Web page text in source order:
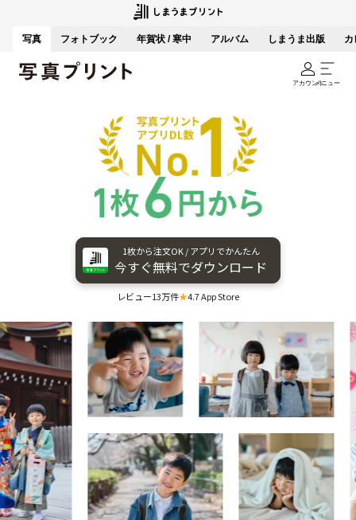
写真 フォトブック 年賀状 / 寒中 アルバム しまうま出版 カ
アカウントメニュー
1枚から​注文OK / アプリで​かんたん
今すぐ​無料で​ダウンロード
レビュー13万件★4.7 App Store